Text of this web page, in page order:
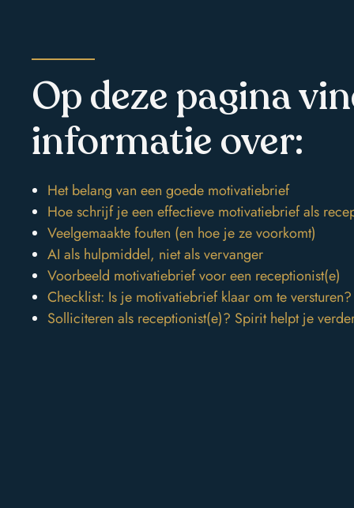
stories
contact
BTW: NL8116114499B02
Op deze pagina
informatie over:
Het belang van een goede motivatiebrief
Hoe schrijf je een effectieve motivatiebrief als
Veelgemaakte fouten (en hoe je ze voorkomt)
AI als hulpmiddel, niet als vervanger
Voorbeeld motivatiebrief voor een receptionist(e)
Checklist: Is je motivatiebrief klaar om te versturen?
Solliciteren als receptionist(e)? Spirit helpt je